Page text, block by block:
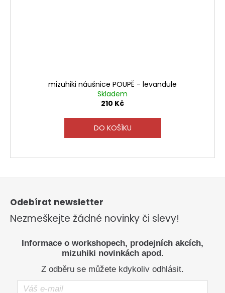
mizuhiki náušnice POUPĚ - levandule
Skladem
210 Kč
DO KOŠÍKU
Z
Odebírat newsletter
Nezmeškejte žádné novinky či slevy!
Informace o workshopech, prodejních akcích,
mizuhiki novinkách apod.
Z odběru se můžete kdykoliv odhlásit.